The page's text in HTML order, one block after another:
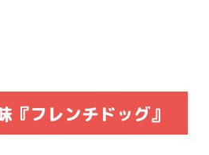
『フレンチドッグ』